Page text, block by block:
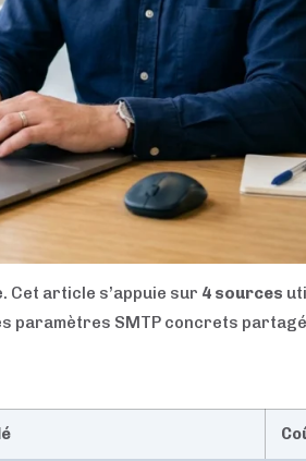
Cet article s’appuie sur 4 sources
paramètres SMTP concrets